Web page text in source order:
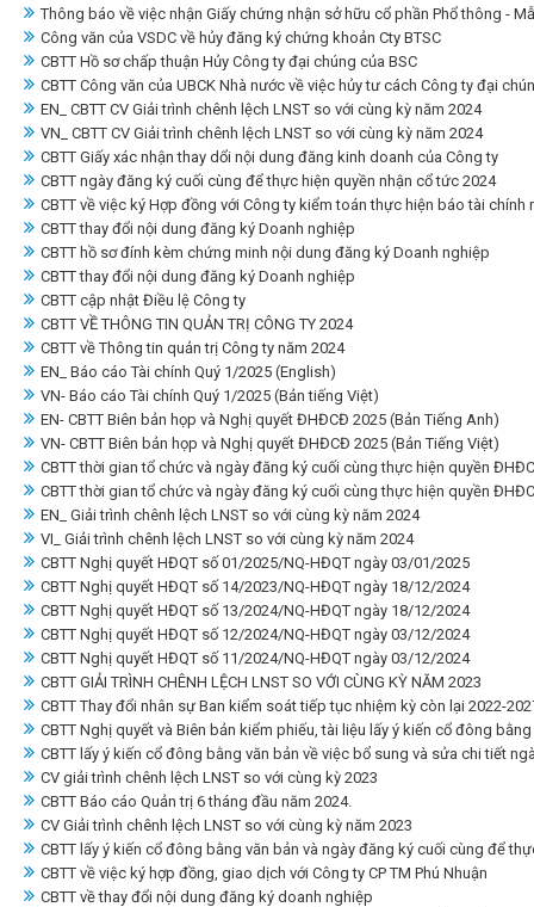
Thông báo về việc nhận Giấy chứng nhận sở hữu cổ phần Phổ thông -
Công văn của VSDC về hủy đăng ký chứng khoản Cty BTSC
CBTT Hồ sơ chấp thuận Hủy Công ty đại chúng của BSC
CBTT Công văn của UBCK Nhà nước về việc hủy tư cách Công ty đại
EN_ CBTT CV Giải trình chênh lệch LNST so với cùng kỳ năm 2024
VN_ CBTT CV Giải trình chênh lệch LNST so với cùng kỳ năm 2024
CBTT Giấy xác nhận thay dổi nội dung đăng kinh doanh của Công ty
CBTT ngày đăng ký cuối cùng để thực hiện quyền nhận cổ tức 2024
CBTT về việc ký Hợp đồng với Công ty kiểm toán thực hiện báo tài chính
CBTT thay đổi nội dung đăng ký Doanh nghiệp
CBTT hồ sơ đính kèm chứng minh nội dung đăng ký Doanh nghiệp
CBTT thay đổi nội dung đăng ký Doanh nghiệp
CBTT cập nhật Điều lệ Công ty
CBTT VỀ THÔNG TIN QUẢN TRỊ CÔNG TY 2024
CBTT về Thông tin quản trị Công ty năm 2024
EN_ Báo cáo Tài chính Quý 1/2025 (English)
VN- Báo cáo Tài chính Quý 1/2025 (Bản tiếng Việt)
EN- CBTT Biên bản họp và Nghị quyết ĐHĐCĐ 2025 (Bản Tiếng Anh)
VN- CBTT Biên bản họp và Nghị quyết ĐHĐCĐ 2025 (Bản Tiếng Việt)
CBTT thời gian tổ chức và ngày đăng ký cuối cùng thực hiện quyền
CBTT thời gian tổ chức và ngày đăng ký cuối cùng thực hiện quyền
EN_ Giải trình chênh lệch LNST so với cùng kỳ năm 2024
VI_ Giải trình chênh lệch LNST so với cùng kỳ năm 2024
CBTT Nghị quyết HĐQT số 01/2025/NQ-HĐQT ngày 03/01/2025
CBTT Nghị quyết HĐQT số 14/2023/NQ-HĐQT ngày 18/12/2024
CBTT Nghị quyết HĐQT số 13/2024/NQ-HĐQT ngày 18/12/2024
CBTT Nghị quyết HĐQT số 12/2024/NQ-HĐQT ngày 03/12/2024
CBTT Nghị quyết HĐQT số 11/2024/NQ-HĐQT ngày 03/12/2024
CBTT GIẢI TRÌNH CHÊNH LỆCH LNST SO VỚI CÙNG KỲ NĂM 2023
CBTT Thay đổi nhân sự Ban kiểm soát tiếp tục nhiệm kỳ còn lại 2022-
CBTT Nghị quyết và Biên bản kiểm phiếu, tài liệu lấy ý kiến cổ đông
CBTT lấy ý kiến cổ đông bằng văn bản về việc bổ sung và sửa chi tiết
CV giải trình chênh lệch LNST so với cùng kỳ 2023
CBTT Báo cáo Quản trị 6 tháng đầu năm 2024.
CV Giải trình chênh lệch LNST so với cùng kỳ năm 2023
CBTT lấy ý kiến cổ đông bằng văn bản và ngày đăng ký cuối cùng để
CBTT về việc ký hợp đồng, giao dịch với Công ty CP TM Phú Nhuận
CBTT về thay đổi nội dung đăng ký doanh nghiệp